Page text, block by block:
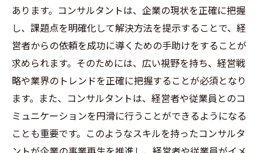
あります。コンサルタントは、企業の現状を正確に把握
し、課題点を明確化して解決方法を提示することで、経
営者からの依頼を成功に導くための手助けをすることが
求められます。そのためには、広い視野を持ち、経営戦
略や業界のトレンドを正確に把握することが必須となり
ます。また、コンサルタントは、経営者や従業員とのコ
ミュニケーションを円滑に行うことができるようになる
ことも重要です。このようなスキルを持ったコンサルタ